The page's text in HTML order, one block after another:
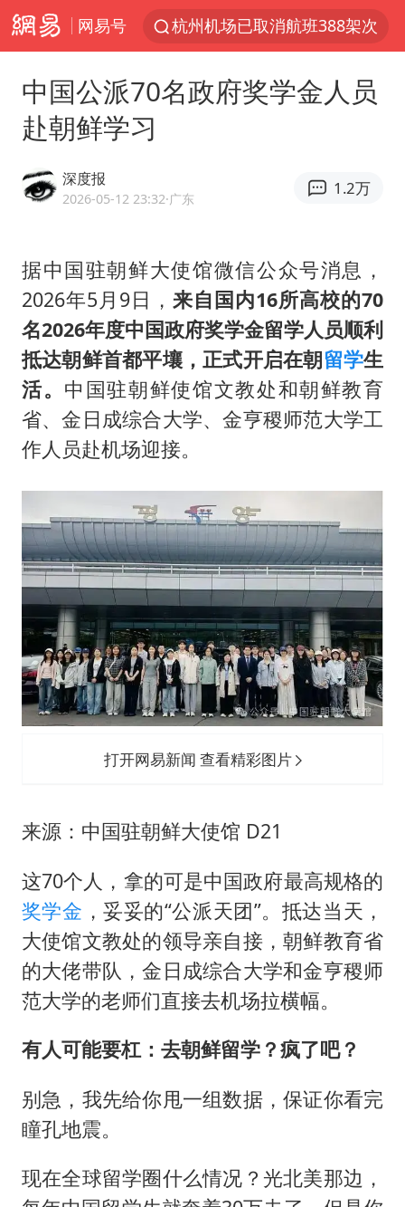
网易号
杭州机场已取消航班388架次
王艺迪无缘横滨赛决赛
中国第1高楼阻尼器摆动明显
《龙餐馆》 冲奖
上门女婿出轨女邻居多年被判重婚罪
2025年小学教师减少13.19万
女子发现前夫婚内与第三者育子
以军士兵把枪口对准中国记者
灌溉水坝被隔成鱼塘 村民投诉20余年
奋力开创中国式现代化建设新局面
中国公派70名政府奖学金人员
赴朝鲜学习
深度报
2026-05-12 23:32·广东
1.2万
据中国驻朝鲜大使馆微信公众号消息，
2026年5月9日， 来自国内16所高校的70
名2026年度中国政府奖学金留学人员顺利
抵达朝鲜首都平壤，正式开启在朝留学生
活。 中国驻朝鲜使馆文教处和朝鲜教育
省、金日成综合大学、金亨稷师范大学工
作人员赴机场迎接。
打开网易新闻 查看精彩图片
来源：中国驻朝鲜大使馆 D21
这70个人，拿的可是中国政府最高规格的
奖学金 ，妥妥的“公派天团”。抵达当天，
大使馆文教处的领导亲自接，朝鲜教育省
的大佬带队，金日成综合大学和金亨稷师
范大学的老师们直接去机场拉横幅。
有人可能要杠：去朝鲜留学？疯了吧？
别急，我先给你甩一组数据，保证你看完
瞳孔地震。
现在全球留学圈什么情况？光北美那边，